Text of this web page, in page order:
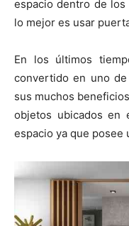
i
r
e
e
r
)
i
r
e
k
espacio dentro de los
lo mejor es usar
En los últimos
convertido en uno
sus muchos
objetos ubicados en
espacio ya que posee